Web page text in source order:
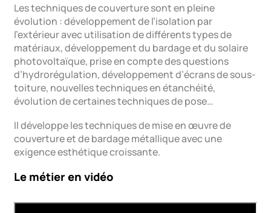
Les techniques de couverture sont en pleine
évolution : développement de l’isolation par
l’extérieur avec utilisation de différents types de
matériaux, développement du bardage et du solaire
photovoltaïque, prise en compte des questions
d’hydrorégulation, développement d’écrans de sous-
toiture, nouvelles techniques en étanchéité,
évolution de certaines techniques de pose…
Il développe les techniques de mise en œuvre de
couverture et de bardage métallique avec une
exigence esthétique croissante.
Le métier en vidéo